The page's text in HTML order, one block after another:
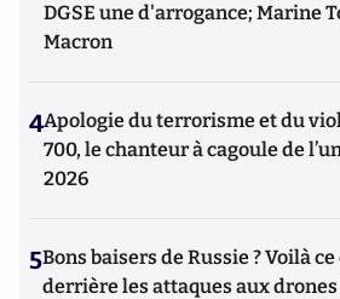
DGSE une d'arrogance; Marine
Macron
4Apologie du terrorisme et du
700, le chanteur à cagoule de
2026
5Bons baisers de Russie ? Voilà
derrière les attaques aux